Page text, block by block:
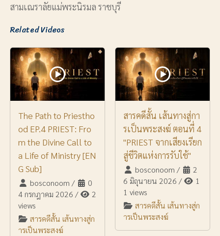
สามเณราลัยแม่พระนิรมล ราชบุรี
Related Videos
The Path to Priestho
od EP.4 PRIEST: Fro
m the Divine Call to
a Life of Ministry [EN
G Sub]
bosconoom /
0
4 กรกฎาคม 2026 /
2
views
สารคดีสั้น เส้นทางสู่ก
ารเป็นพระสงฆ์
สารคดีสั้น เส้นทางสู่กา
รเป็นพระสงฆ์ ตอนที่ 4
"PRIEST จากเสียงเรียก
สู่ชีวิตแห่งการรับใช้"
bosconoom /
2
6 มิถุนายน 2026 /
1
1 views
สารคดีสั้น เส้นทางสู่ก
ารเป็นพระสงฆ์